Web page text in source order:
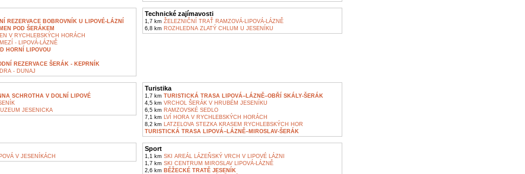
REZERVACE BOBROVNÍK U LIPOVÉ-LÁZNÍ
POD ŠERÁKEM
V RYCHLEBSKÝCH HORÁCH
- LIPOVÁ-LÁZNĚ
HORNÍ LIPOVOU
REZERVACE ŠERÁK - KEPRNÍK
- DUNAJ
Technické zajímavosti
1,7 km ŽELEZNIČNÍ TRAŤ RAMZOVÁ-LIPOVÁ-LÁZNĚ
6,8 km ROZHLEDNA ZLATÝ CHLUM U JESENÍKU
SCHROTHA V DOLNÍ LIPOVÉ
JESENICKA
Turistika
1,7 km TURISTICKÁ TRASA LIPOVÁ–LÁZNĚ–OBŘÍ SKÁLY-ŠERÁK
4,5 km VRCHOL ŠERÁK V HRUBÉM JESENÍKU
6,5 km RAMZOVSKÉ SEDLO
7,1 km LVÍ HORA V RYCHLEBSKÝCH HORÁCH
8,2 km LATZELOVA STEZKA KRASEM RYCHLEBSKÝCH HOR
TURISTICKÁ TRASA LIPOVÁ–LÁZNĚ–MIROSLAV-ŠERÁK
V JESENÍKÁCH
Sport
1,1 km SKI AREÁL LÁZEŇSKÝ VRCH V LIPOVÉ LÁZNI
1,7 km SKI CENTRUM MIROSLAV LIPOVÁ-LÁZNĚ
2,6 km BĚŽECKÉ TRATĚ JESENÍK